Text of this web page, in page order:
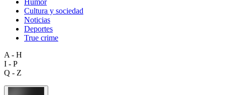
Cultura y sociedad
Noticias
Deportes
True crime
A - H
I - P
Q - Z